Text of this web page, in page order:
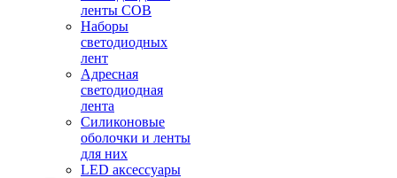
ленты COB
Наборы
светодиодных
лент
Адресная
светодиодная
лента
Силиконовые
оболочки и ленты
для них
LED аксессуары